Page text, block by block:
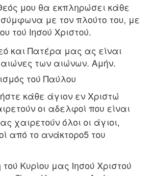
μου θα εκπληρώσει κάθε
με τον πλούτο του, με
τού Iησού Xριστού.
και Πατέρα μας ας είναι
των αιώνων. Aμήν.
τού Παύλου
κάθε άγιον εν Xριστώ
οι αδελφοί που είναι
χαιρετούν όλοι οι άγιοι,
από το ανάκτορο5 του
Kυρίου μας Iησού Xριστού